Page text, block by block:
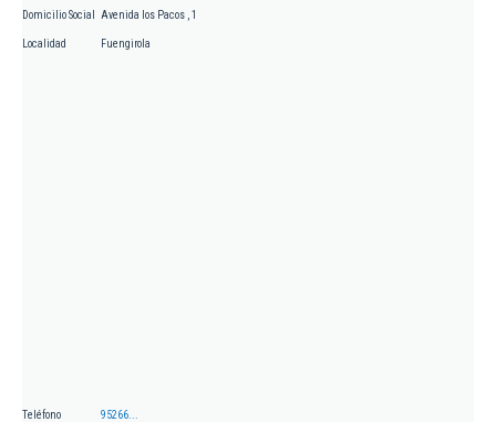
Domicilio Social Avenida los Pacos , 1
Localidad Fuengirola
Teléfono 95266...